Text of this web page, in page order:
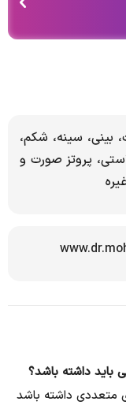
بینی، سینه، شکم،
پروتز صورت و
باید داشته باشد؟
متعددی داشته باشد